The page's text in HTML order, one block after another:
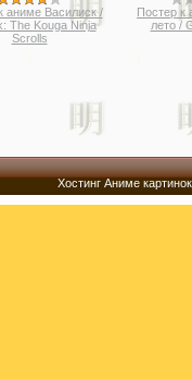
аниме Василиск /
The Kouga Ninja
Scrolls
Постер к
лето /
Хостинг Аниме